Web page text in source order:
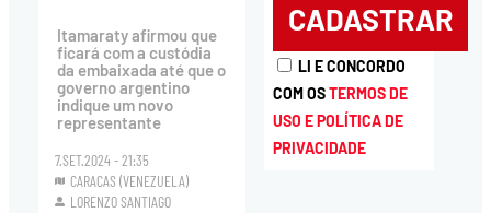
Itamaraty afirmou que
ficará com a custódia
da embaixada até que o
governo argentino
indique um novo
representante
7.SET.2024 - 21:35
CARACAS (VENEZUELA)
LORENZO SANTIAGO
LI E CONCORDO
COM OSTERMOS DE
USO E POLÍTICA DE
PRIVACIDADE